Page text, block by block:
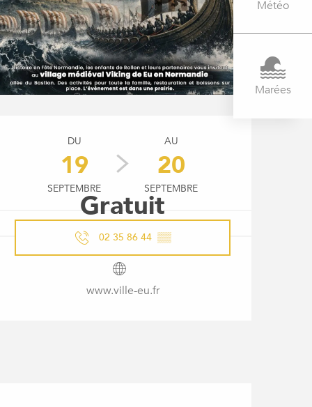
Météo
Marées
DU
19
SEPTEMBRE
AU
20
SEPTEMBRE
Gratuit
02 35 86 44 ▒▒
www.ville-eu.fr